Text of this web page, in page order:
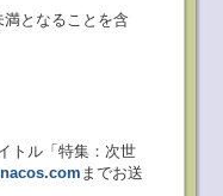
となることを含
トル「特集：次世
nacos.com までお送